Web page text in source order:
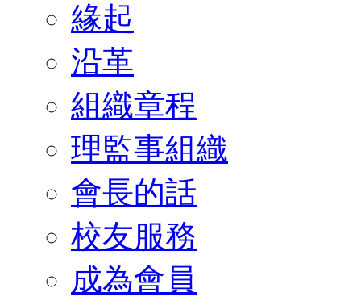
緣起
沿革
組織章程
理監事組織
會長的話
校友服務
成為會員